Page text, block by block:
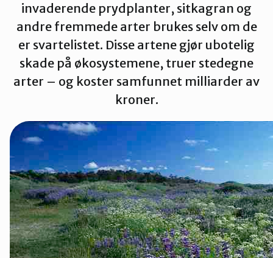
Hordaland
Innlandet
Møre og Romsdal
Nordland
Oslo og Akershus
Sogn og Fjordane
invaderende prydplanter, sitkagran og
andre fremmede arter brukes selv om de
er svartelistet. Disse artene gjør ubotelig
skade på økosystemene, truer stedegne
arter – og koster samfunnet milliarder av
kroner.